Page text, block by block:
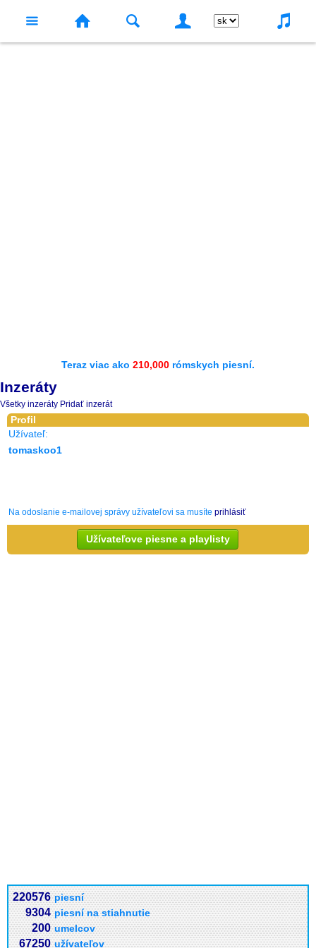
Teraz viac ako 210,000 rómskych piesní.
Inzeráty
Všetky inzeráty Pridať inzerát
Profil
Užívateľ:
tomaskoo1
Na odoslanie e-mailovej správy užívateľovi sa musíte prihlásiť
Užívateľove piesne a playlisty
220576 piesní
9304 piesní na stiahnutie
200 umelcov
67250 užívateľov